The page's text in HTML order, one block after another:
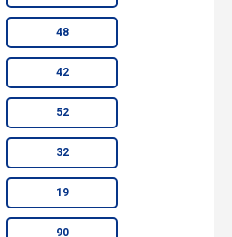
48
42
52
32
19
90